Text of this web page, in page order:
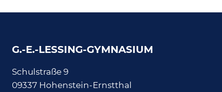
G.-E.-LESSING-GYMNASIUM
Schulstraße 9
09337 Hohenstein-Ernstthal